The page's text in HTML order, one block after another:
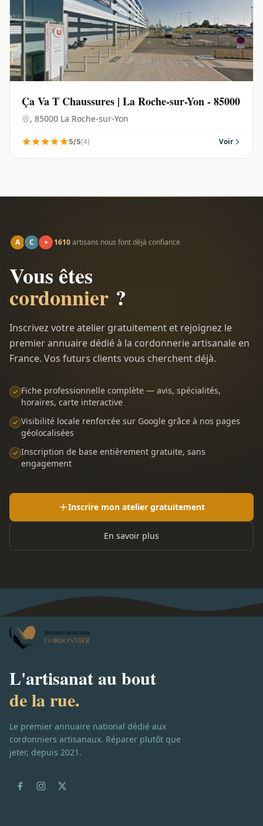
Ça Va T Chaussures | La Roche-sur-Yon - 85000
, 85000 La Roche-sur-Yon
5/5(4) Voir
A C + 1610artisans nous font déjà confiance
Vous êtes
cordonnier ?
Inscrivez votre atelier gratuitement et rejoignez le
premier annuaire dédié à la cordonnerie artisanale en
France. Vos futurs clients vous cherchent déjà.
Fiche professionnelle complète — avis, spécialités,
horaires, carte interactive
Visibilité locale renforcée sur Google grâce à nos pages
géolocalisées
Inscription de base entièrement gratuite, sans
engagement
Inscrire mon atelier gratuitement
En savoir plus
L'artisanat au bout
de la rue.
Le premier annuaire national dédié aux
cordonniers artisanaux. Réparer plutôt que
jeter, depuis 2021.